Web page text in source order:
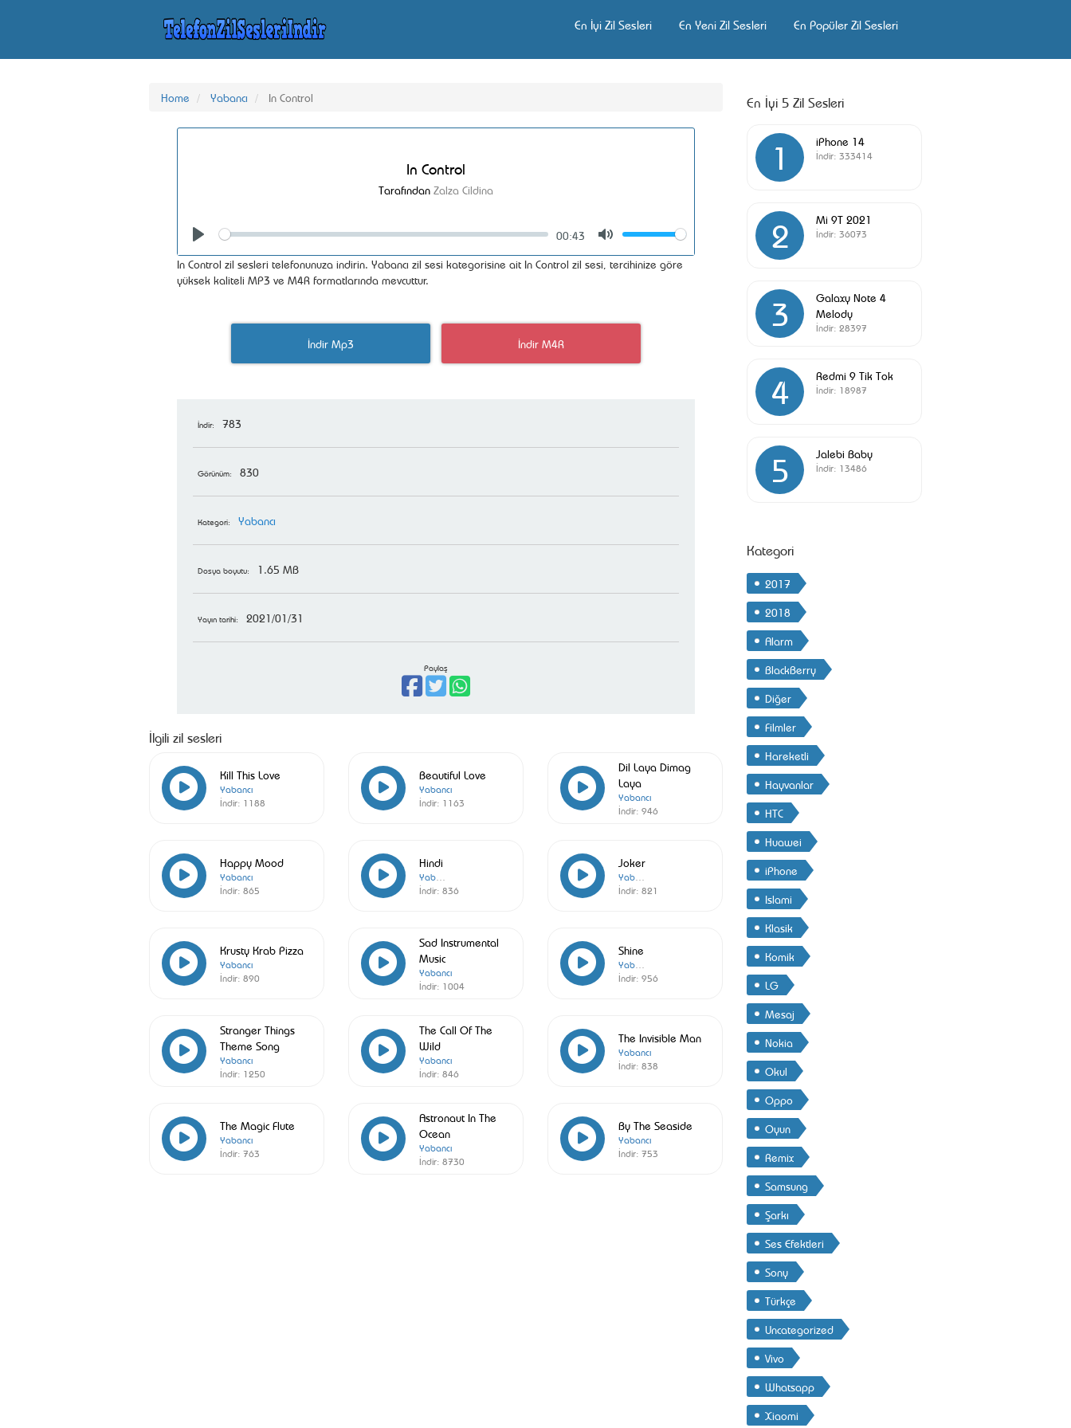
En İyi Zil Sesleri En Yeni Zil Sesleri En Popüler Zil Sesleri
Home Yabancı In Control
In Control
Tarafından Zalza Cildina
Seek
00:43
Volume
In Control zil sesleri telefonunuza indirin. Yabancı zil sesi kategorisine ait In Control zil sesi, tercihinize göre
yüksek kaliteli MP3 ve M4R formatlarında mevcuttur.
İndir Mp3 İndir M4R
İndir: 783
Görünüm: 830
Kategori: Yabancı
Dosya boyutu: 1.65 MB
Yayın tarihi: 2021/01/31
Paylaş
İlgili zil sesleri
Kill This Love
Yabancı
İndir: 1188
Beautiful Love
Yabancı
İndir: 1163
Dil Laya Dimag
Laya
Yabancı
İndir: 946
Happy Mood
Yabancı
İndir: 865
Hindi
Yabancı
İndir: 836
Joker
Yabancı
İndir: 821
Krusty Krab Pizza
Yabancı
İndir: 890
Sad Instrumental
Music
Yabancı
İndir: 1004
Shine
Yabancı
İndir: 956
Stranger Things
Theme Song
Yabancı
İndir: 1250
The Call Of The
Wild
Yabancı
İndir: 846
The Invisible Man
Yabancı
İndir: 838
The Magic Flute
Yabancı
İndir: 763
Astronaut In The
Ocean
Yabancı
İndir: 8730
By The Seaside
Yabancı
İndir: 753
En İyi 5 Zil Sesleri
1 iPhone 14
İndir: 333414
2 Mi 9T 2021
İndir: 36073
3
Galaxy Note 4
Melody
İndir: 28397
4 Redmi 9 Tik Tok
İndir: 18987
5 Jalebi Baby
İndir: 13486
Kategori
2017
2018
Alarm
BlackBerry
Diğer
Filmler
Hareketli
Hayvanlar
HTC
Huawei
iPhone
Islami
Klasik
Komik
LG
Mesaj
Nokia
Okul
Oppo
Oyun
Remix
Samsung
Şarkı
Ses Efektleri
Sony
Türkçe
Uncategorized
Vivo
Whatsapp
Xiaomi